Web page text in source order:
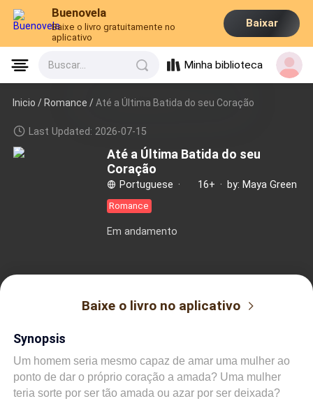
Buenovela
Baixe o livro gratuitamente no
aplicativo
Baixar
Buscar... Minha biblioteca
Inicio /Romance /Até a Última Batida do seu Coração
Last Updated: 2026-07-15
Até a Última Batida do seu
Coração
Portuguese · 16+ · by: Maya Green
Romance
Em andamento
Baixe o livro no aplicativo
Synopsis
Um homem seria mesmo capaz de amar uma mulher ao
ponto de dar o próprio coração a amada? Uma mulher
teria sorte por ser tão amada ou azar por ser deixada?